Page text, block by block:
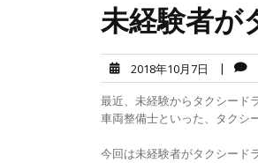
未経験者が
2018年10月7日 |
最近、未経験からタクシード
車両整備士といった、タクシ
今回は未経験者がタクシード